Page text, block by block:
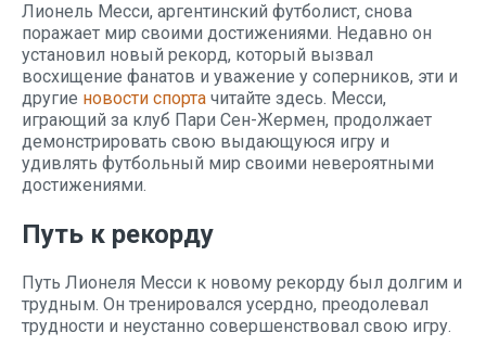
Лионель Месси, аргентинский футболист, снова
поражает мир своими достижениями. Недавно он
установил новый рекорд, который вызвал
восхищение фанатов и уважение у соперников, эти и
другие новости спорта читайте здесь. Месси,
играющий за клуб Пари Сен-Жермен, продолжает
демонстрировать свою выдающуюся игру и
удивлять футбольный мир своими невероятными
достижениями.
Путь к рекорду
Путь Лионеля Месси к новому рекорду был долгим и
трудным. Он тренировался усердно, преодолевал
трудности и неустанно совершенствовал свою игру.